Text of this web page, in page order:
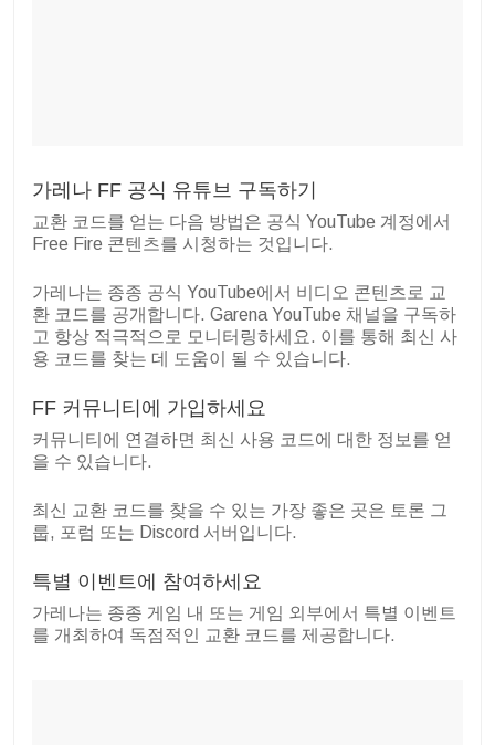
가레나 FF 공식 유튜브 구독하기
교환 코드를 얻는 다음 방법은 공식 YouTube 계정에서
Free Fire 콘텐츠를 시청하는 것입니다.
가레나는 종종 공식 YouTube에서 비디오 콘텐츠로 교
환 코드를 공개합니다. Garena YouTube 채널을 구독하
고 항상 적극적으로 모니터링하세요. 이를 통해 최신 사
용 코드를 찾는 데 도움이 될 수 있습니다.
FF 커뮤니티에 가입하세요
커뮤니티에 연결하면 최신 사용 코드에 대한 정보를 얻
을 수 있습니다.
최신 교환 코드를 찾을 수 있는 가장 좋은 곳은 토론 그
룹, 포럼 또는 Discord 서버입니다.
특별 이벤트에 참여하세요
가레나는 종종 게임 내 또는 게임 외부에서 특별 이벤트
를 개최하여 독점적인 교환 코드를 제공합니다.